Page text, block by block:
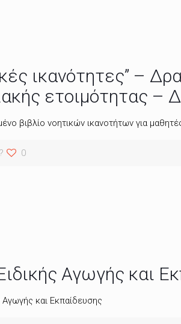
ικανότητες” –
ετοιμότητας –
βιβλίο νοητικών ικανοτήτων για
0
Αγωγής και
Αγωγής και Εκπαίδευσης